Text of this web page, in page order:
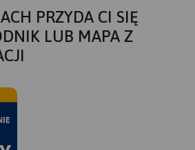
PRZYDA CI SIĘ
LUB MAPA Z